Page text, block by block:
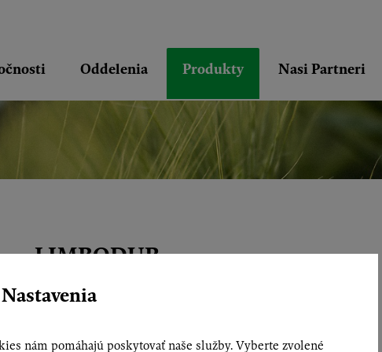
Oddelenia Produkty Nasi Partneri
LIMBODUR
PSĚNICA TVRDÁ
Charakteristika odrody:
nám pomáhajú poskytovať naše služby. Vyberte zvolené